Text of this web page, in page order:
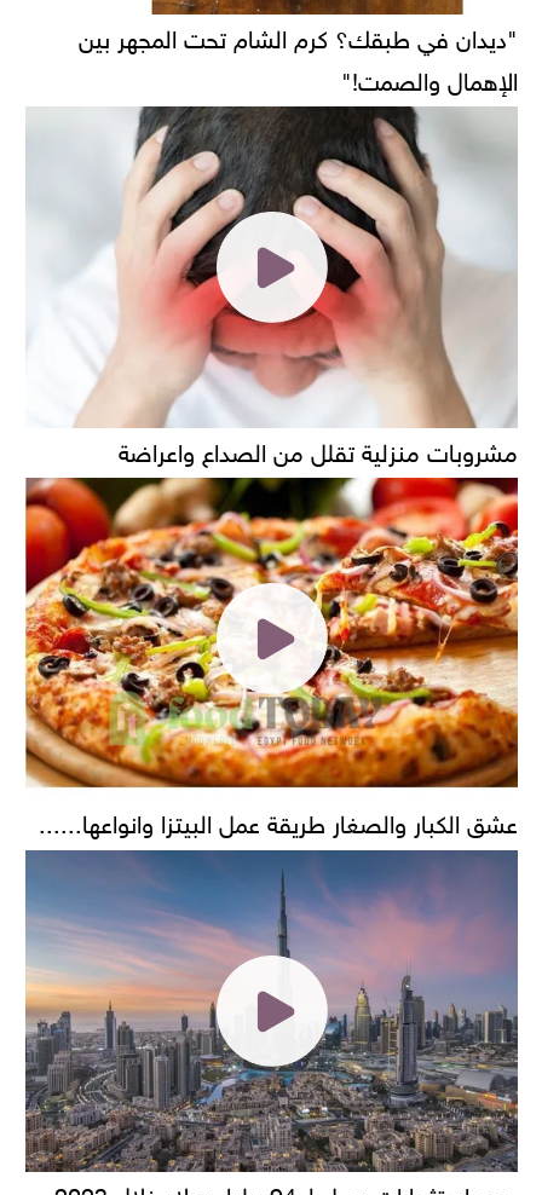
"ديدان في طبقك؟ كرم الشام تحت المجهر بين
الإهمال والصمت!"
مشروبات منزلية تقلل من الصداع واعراضة
عشق الكبار والصغار طريقة عمل البيتزا وانواعها......